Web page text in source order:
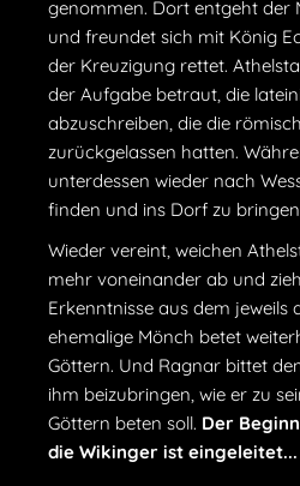
genommen. Dort entgeht der
und freundet sich mit König
der Kreuzigung rettet.
der Aufgabe betraut, die
abzuschreiben, die die
zurückgelassen hatten.
unterdessen wieder nach
finden und ins Dorf zu
Wieder vereint, weichen
mehr voneinander ab und
Erkenntnisse aus dem jeweils
ehemalige Mönch betet
Göttern. Und Ragnar bittet
ihm beizubringen, wie er zu
Göttern beten soll. Der
die Wikinger ist eingeleitet...